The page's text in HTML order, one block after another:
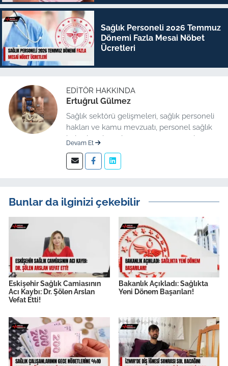
Sağlık Personeli 2026 Temmuz
Dönemi Fazla Mesai Nöbet
Ücretleri
EDITÖR HAKKINDA
Ertuğrul Gülmez
Sağlık sektörü gelişmeleri, sağlık personeli
hakları ve kamu mevzuatı, personel sağlık
haberleri düzenleme üzerine uzmanlaşmış
Devam Et
Bunlar da ilginizi çekebilir
Eskişehir Sağlık Camiasının
Acı Kaybı: Dr. Şölen Arslan
Vefat Etti!
Bakanlık Açıkladı: Sağlıkta
Yeni Dönem Başarıları!